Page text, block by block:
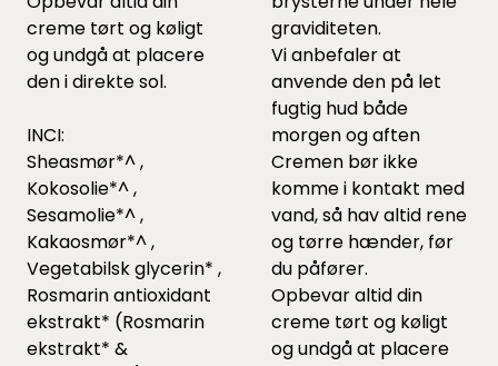
creme tørt og køligt
og undgå at placere
den i direkte sol.
INCI:
Sheasmør*^ ,
Kokosolie*^ ,
Sesamolie*^ ,
Kakaosmør*^ ,
Vegetabilsk glycerin* ,
Rosmarin antioxidant
ekstrakt* (Rosmarin
ekstrakt* &
graviditeten.
Vi anbefaler at
anvende den på let
fugtig hud både
morgen og aften
Cremen bør ikke
komme i kontakt med
vand, så hav altid rene
og tørre hænder, før
du påfører.
Opbevar altid din
creme tørt og køligt
og undgå at placere